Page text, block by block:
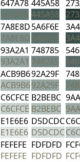
647A78
647A78
445A58
445A58
7A8E8D
7A8E8D
5A6F6E
5A6F6E
93A2A1
93A2A1
748785
748785
ACB9B6
ACB9B6
92A29F
92A29F
C6CFCE
C6CFCE
B2BEBC
B2BEBC
E1E6E6
E1E6E6
D5DCDC
D5DCDC
FEFEFE
FEFEFE
FDFDFD
FDFDFD